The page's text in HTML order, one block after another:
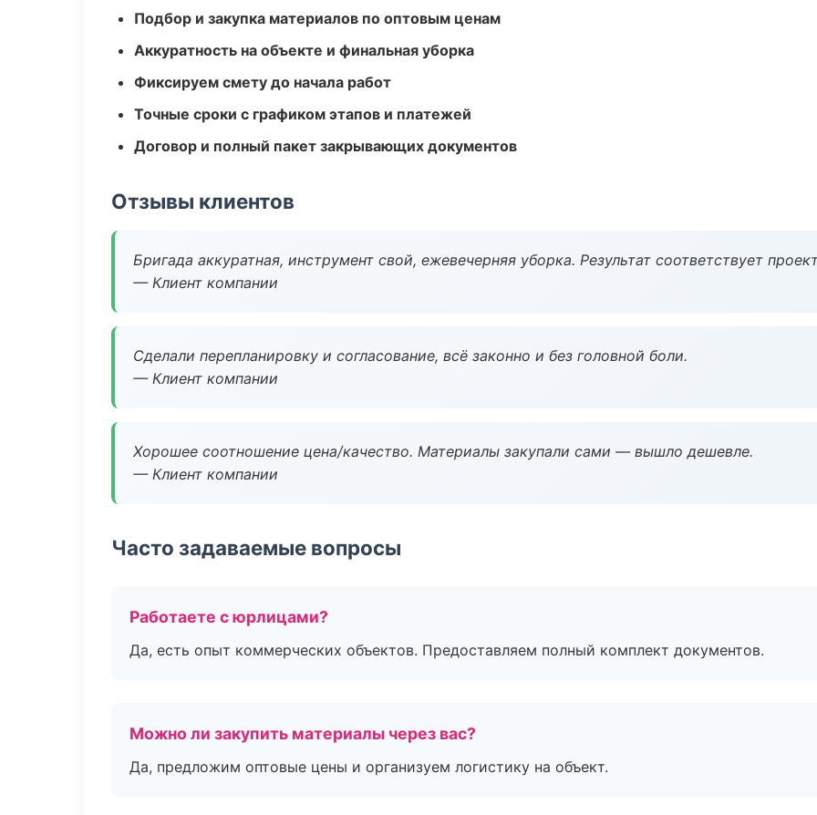
Подбор и закупка материалов по оптовым ценам
Аккуратность на объекте и финальная уборка
Фиксируем смету до начала работ
Точные сроки с графиком этапов и платежей
Договор и полный пакет закрывающих документов
Отзывы клиентов
Бригада аккуратная, инструмент свой, ежевечерняя уборка. Результат соответствует
— Клиент компании
Сделали перепланировку и согласование, всё законно и без головной боли.
— Клиент компании
Хорошее соотношение цена/качество. Материалы закупали сами — вышло дешевле.
— Клиент компании
Часто задаваемые вопросы
Работаете с юрлицами?
Да, есть опыт коммерческих объектов. Предоставляем полный комплект документов.
Можно ли закупить материалы через вас?
Да, предложим оптовые цены и организуем логистику на объект.